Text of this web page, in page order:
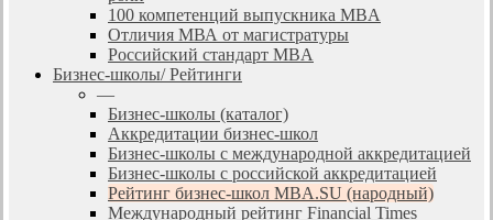
100 компетенций выпускника MBA
Отличия МВА от магистратуры
Российский стандарт MBA
Бизнес-школы/ Рейтинги
—
Бизнес-школы (каталог)
Аккредитации бизнес-школ
Бизнес-школы с международной аккредитацией
Бизнес-школы с российской аккредитацией
Рейтинг бизнес-школ MBA.SU (народный)
Международный рейтинг Financial Times